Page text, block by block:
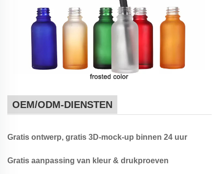
OEM/ODM-DIENSTEN
Gratis ontwerp, gratis 3D-mock-up binnen 24 uur
Gratis aanpassing van kleur & drukproeven